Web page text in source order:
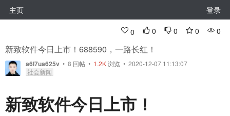
主页 登录
0 0 0 0 0
新致软件今日上市！688590，一路长红！
a6l7ua625v • 8 回帖 • 1.2K浏览 • 2020-12-07 11:13:07
社会新闻
新致软件今日上市！